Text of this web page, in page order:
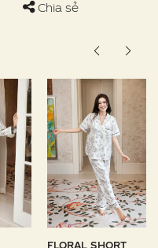
Chia sẻ
FLORAL SHORT